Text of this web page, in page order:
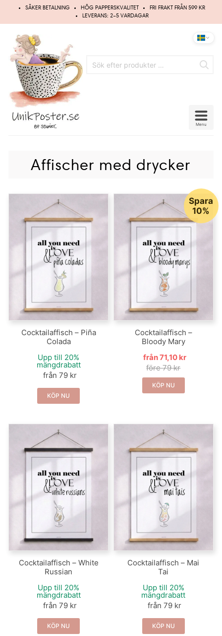
Hoppa
SÄKER BETALNING HÖG PAPPERSKVALITET
FRI FRAKT FRÅN 599 KR
LEVERANS: 2–5 VARDAGAR
Menu
Affischer med drycker
Cocktailaffisch – Piña
Colada
Upp till 20%
mängdrabatt
från 79 kr
KÖP NU
Cocktailaffisch –
Bloody Mary
från 71,10 kr
före 79 kr
Spara
10%
KÖP NU
Cocktailaffisch – White
Russian
Upp till 20%
mängdrabatt
från 79 kr
KÖP NU
Cocktailaffisch – Mai
Tai
Upp till 20%
mängdrabatt
från 79 kr
KÖP NU